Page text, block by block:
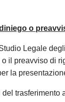
o
Legale
il preavviso di
la
trasferimento